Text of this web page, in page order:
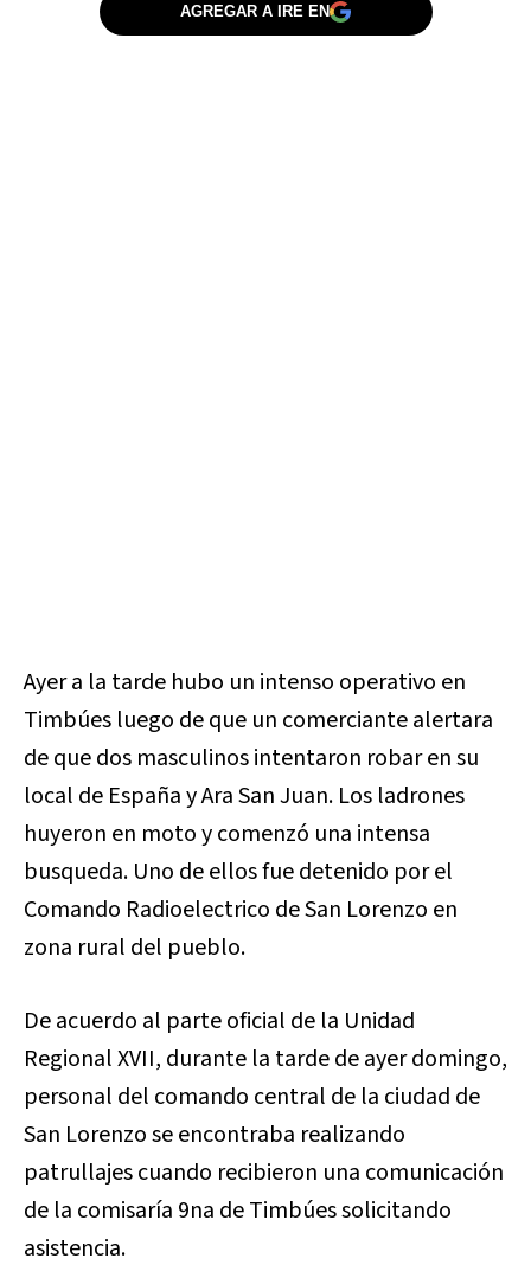
AGREGAR A IRE EN
Ayer a la tarde hubo un intenso operativo en
Timbúes luego de que un comerciante alertara
de que dos masculinos intentaron robar en su
local de España y Ara San Juan. Los ladrones
huyeron en moto y comenzó una intensa
busqueda. Uno de ellos fue detenido por el
Comando Radioelectrico de San Lorenzo en
zona rural del pueblo.
De acuerdo al parte oficial de la Unidad
Regional XVII, durante la tarde de ayer domingo,
personal del comando central de la ciudad de
San Lorenzo se encontraba realizando
patrullajes cuando recibieron una comunicación
de la comisaría 9na de Timbúes solicitando
asistencia.